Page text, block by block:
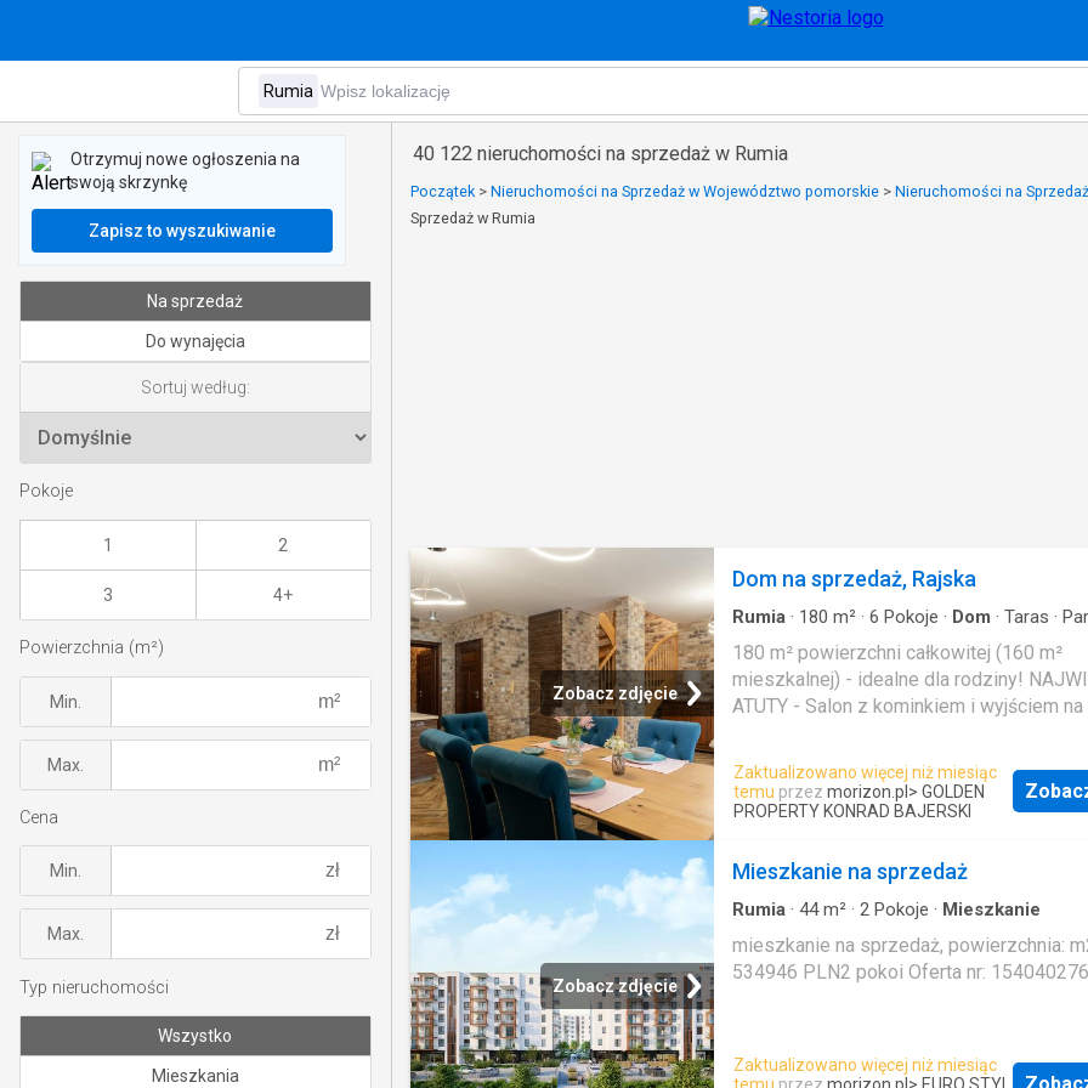
40 122 nieruchomości na sprzedaż w Rumia
Początek > Nieruchomości na Sprzedaż w Województwo pomorskie > Nieruchomości na
Sprzedaż w Rumia
Zobacz zdjęcie
Dom na sprzedaż, Rajska
Rumia · 180 m² · 6 Pokoje · Dom · Taras ·
180 m² powierzchni całkowitej (160 m²
mieszkalnej) - idealne dla rodziny!
ATUTY - Salon z kominkiem i wyjściem na
Garaż w bryle budynku - Kameralne
spokój, prywatność i dużo zieleni
jednorodzinnych. W zasięgu spaceru
z dziećmi - Sklepy spożywcze, apteki,
usługowe - Boiska, place zabaw i
plenerowe - Basen miejski i inne obiekty
licznych tras spacerowo-rowerowych.
znajduje się stacja SKM oraz przystanki
Zaktualizowano więcej niż miesiąc
temu przez morizon.pl > GOLDEN
PROPERTY KONRAD BAJERSKI
Zobacz zdjęcie
Mieszkanie na sprzedaż
Rumia · 44m² · 2 Pokoje · Mieszkanie
mieszkanie na sprzedaż, powierzchnia:
534946 PLN2 pokoi Oferta nr:
Zaktualizowano więcej niż miesiąc
temu przez morizon.pl> EURO STYL
Otrzymuj nowe ogłoszenia na
swoją skrzynkę
Zapisz to wyszukiwanie
Na sprzedaż
Do wynajęcia
Sortuj według:
Pokoje
1 2
3 4+
Powierzchnia (m²)
Min.
Max.
Cena
Min.
Max.
Typ nieruchomości
Wszystko
Mieszkania